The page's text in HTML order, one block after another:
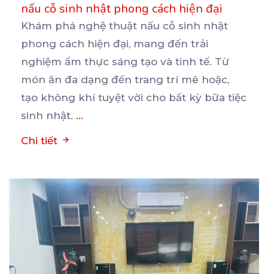
nấu cỗ sinh nhật phong cách hiện đại
Khám phá nghệ thuật nấu cỗ sinh nhật
phong cách hiện đại, mang đến trải
nghiệm ẩm thực sáng tạo và tinh tế. Từ
món ăn đa dạng đến trang trí mê hoặc,
tạo không khí tuyệt vời cho bất kỳ bữa tiệc
sinh nhật. ...
Chi tiết